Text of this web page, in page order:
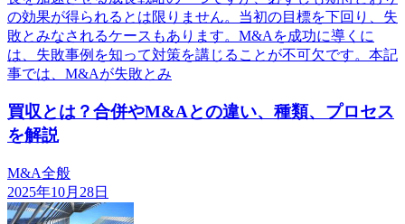
の効果が得られるとは限りません。当初の目標を下回り、失
敗とみなされるケースもあります。M&Aを成功に導くに
は、失敗事例を知って対策を講じることが不可欠です。本記
事では、M&Aが失敗とみ
買収とは？合併やM&Aとの違い、種類、プロセス
を解説
M&A全般
2025年10月28日